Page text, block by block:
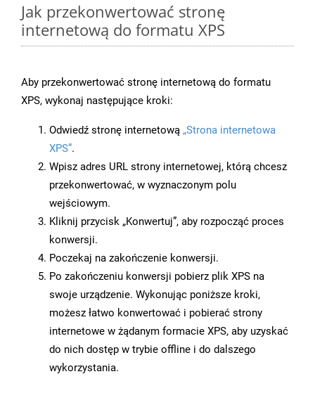
Jak przekonwertować stronę
internetową do formatu XPS
Aby przekonwertować stronę internetową do formatu
XPS, wykonaj następujące kroki:
Odwiedź stronę internetową „Strona internetowa
XPS”.
Wpisz adres URL strony internetowej, którą chcesz
przekonwertować, w wyznaczonym polu
wejściowym.
Kliknij przycisk „Konwertuj”, aby rozpocząć proces
konwersji.
Poczekaj na zakończenie konwersji.
Po zakończeniu konwersji pobierz plik XPS na
swoje urządzenie. Wykonując poniższe kroki,
możesz łatwo konwertować i pobierać strony
internetowe w żądanym formacie XPS, aby uzyskać
do nich dostęp w trybie offline i do dalszego
wykorzystania.